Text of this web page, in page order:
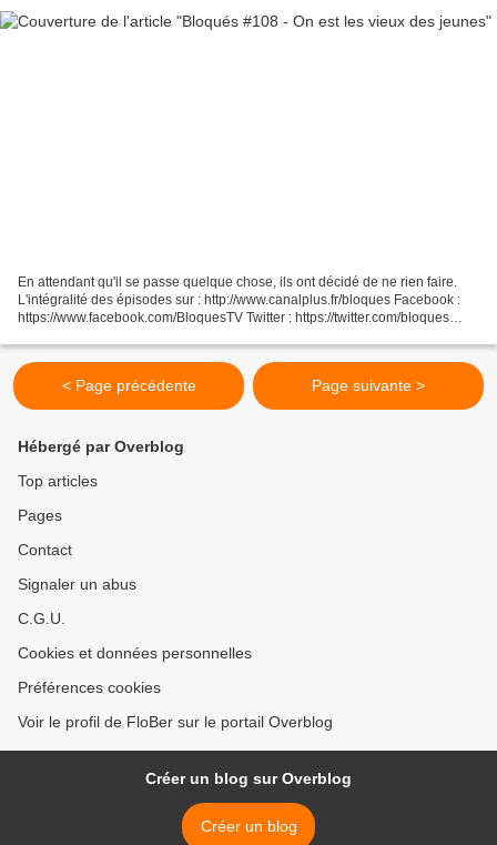
En attendant qu'il se passe quelque chose, ils ont décidé de ne rien faire.
L'intégralité des épisodes sur : http://www.canalplus.fr/bloques Facebook :
https://www.facebook.com/BloquesTV Twitter : https://twitter.com/bloques
< Page précédente Page suivante >
Hébergé par Overblog
Top articles
Pages
Contact
Signaler un abus
C.G.U.
Cookies et données personnelles
Préférences cookies
Voir le profil de FloBer sur le portail Overblog
Créer un blog sur Overblog
Créer un blog